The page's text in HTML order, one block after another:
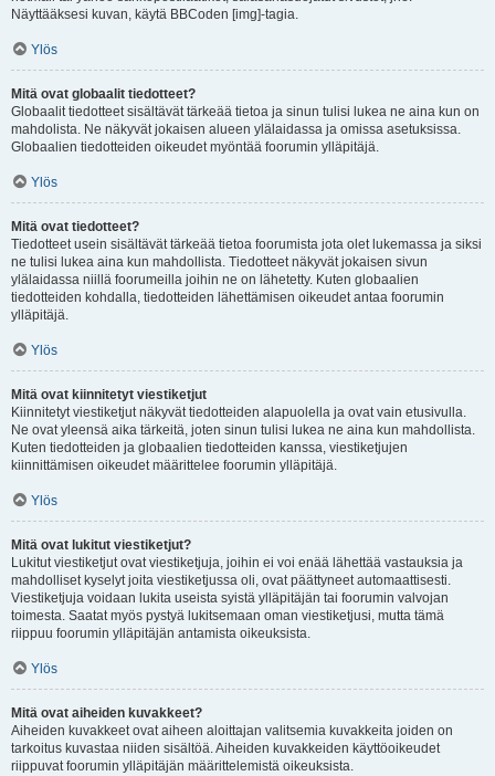
Näyttääksesi kuvan, käytä BBCoden [img]-tagia.
Ylös
Mitä ovat globaalit tiedotteet?
Globaalit tiedotteet sisältävät tärkeää tietoa ja sinun tulisi lukea ne aina kun on
mahdolista. Ne näkyvät jokaisen alueen ylälaidassa ja omissa asetuksissa.
Globaalien tiedotteiden oikeudet myöntää foorumin ylläpitäjä.
Ylös
Mitä ovat tiedotteet?
Tiedotteet usein sisältävät tärkeää tietoa foorumista jota olet lukemassa ja siksi
ne tulisi lukea aina kun mahdollista. Tiedotteet näkyvät jokaisen sivun
ylälaidassa niillä foorumeilla joihin ne on lähetetty. Kuten globaalien
tiedotteiden kohdalla, tiedotteiden lähettämisen oikeudet antaa foorumin
ylläpitäjä.
Ylös
Mitä ovat kiinnitetyt viestiketjut
Kiinnitetyt viestiketjut näkyvät tiedotteiden alapuolella ja ovat vain etusivulla.
Ne ovat yleensä aika tärkeitä, joten sinun tulisi lukea ne aina kun mahdollista.
Kuten tiedotteiden ja globaalien tiedotteiden kanssa, viestiketjujen
kiinnittämisen oikeudet määrittelee foorumin ylläpitäjä.
Ylös
Mitä ovat lukitut viestiketjut?
Lukitut viestiketjut ovat viestiketjuja, joihin ei voi enää lähettää vastauksia ja
mahdolliset kyselyt joita viestiketjussa oli, ovat päättyneet automaattisesti.
Viestiketjuja voidaan lukita useista syistä ylläpitäjän tai foorumin valvojan
toimesta. Saatat myös pystyä lukitsemaan oman viestiketjusi, mutta tämä
riippuu foorumin ylläpitäjän antamista oikeuksista.
Ylös
Mitä ovat aiheiden kuvakkeet?
Aiheiden kuvakkeet ovat aiheen aloittajan valitsemia kuvakkeita joiden on
tarkoitus kuvastaa niiden sisältöä. Aiheiden kuvakkeiden käyttöoikeudet
riippuvat foorumin ylläpitäjän määrittelemistä oikeuksista.